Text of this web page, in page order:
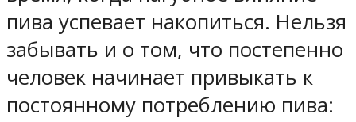
пива успевает накопиться. Нельзя
забывать и о том, что постепенно
человек начинает привыкать к
постоянному потреблению пива: